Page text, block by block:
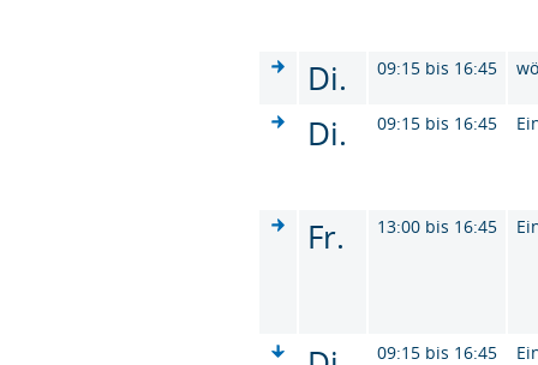
Di. 09:15 bis 16:45
Di. 09:15 bis 16:45
Fr. 13:00 bis 16:45
09:15 bis 16:45